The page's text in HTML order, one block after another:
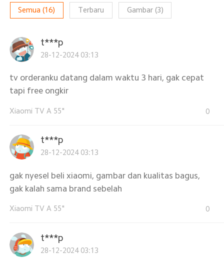
Semua (16) Terbaru Gambar(3)
t***p
28-12-2024 03:13
tv orderanku datang dalam waktu 3 hari, gak cepat
tapi free ongkir
Xiaomi TV A 55" 0
t***p
28-12-2024 03:13
gak nyesel beli xiaomi, gambar dan kualitas bagus,
gak kalah sama brand sebelah
Xiaomi TV A 55" 0
t***p
28-12-2024 03:13